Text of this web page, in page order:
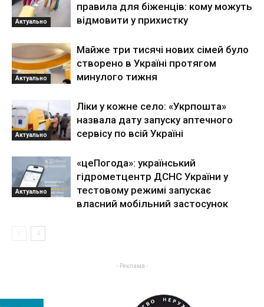
Актуально
правила для біженців: кому можуть
відмовити у прихистку
Актуально
Майже три тисячі нових сімей було
створено в Україні протягом
минулого тижня
Актуально
Ліки у кожне село: «Укрпошта»
назвала дату запуску аптечного
сервісу по всій Україні
Актуально
«цеПогода»: український
гідрометцентр ДСНС України у
тестовому режимі запускає
власний мобільний застосунок
- Реклама -